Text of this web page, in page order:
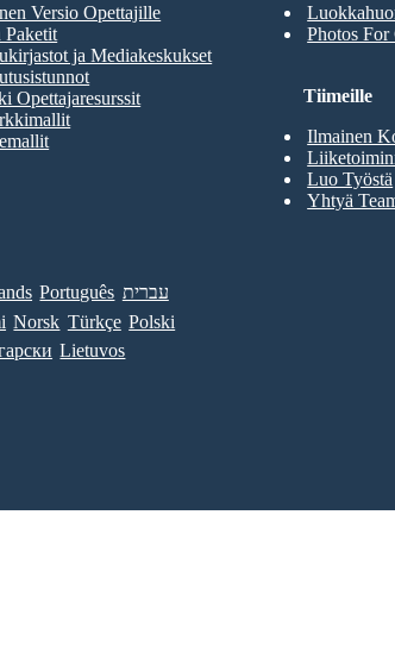
Photos For
Versio Opettajille
Paketit
ja Mediakeskukset
Opettajaresurssit
Tiimeille
Ilmainen
Luo Työstä
Yhtyä
Português עברית
Norsk Türkçe Polski
Lietuvos